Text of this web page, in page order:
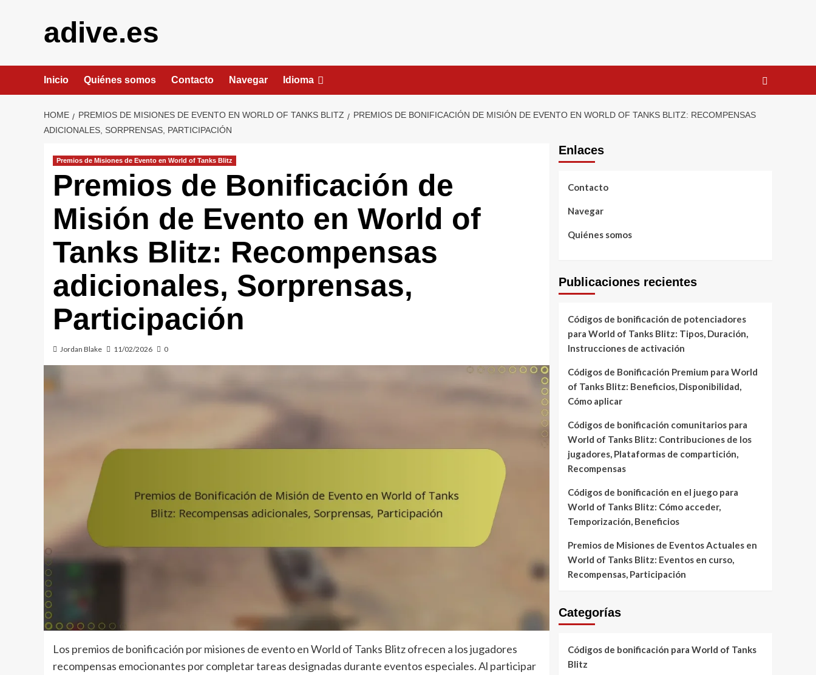
adive.es
Inicio Quiénes somos Contacto Navegar Idioma
HOME PREMIOS DE MISIONES DE EVENTO EN WORLD OF TANKS BLITZ
PREMIOS DE BONIFICACIÓN DE MISIÓN DE EVENTO EN WORLD OF TANKS BLITZ: RECOMPENSAS
ADICIONALES, SORPRENSAS, PARTICIPACIÓN
Premios de Misiones de Evento en World of Tanks Blitz
Premios de Bonificación de
Misión de Evento en World of
Tanks Blitz: Recompensas
adicionales, Sorprensas,
Participación
Jordan Blake 11/02/2026 0
Los premios de bonificación por misiones de evento en World of Tanks Blitz ofrecen a los jugadores
recompensas emocionantes por completar tareas designadas durante eventos especiales. Al participar
Enlaces
Contacto
Navegar
Quiénes somos
Publicaciones recientes
Códigos de bonificación de potenciadores
para World of Tanks Blitz: Tipos, Duración,
Instrucciones de activación
Códigos de Bonificación Premium para World
of Tanks Blitz: Beneficios, Disponibilidad,
Cómo aplicar
Códigos de bonificación comunitarios para
World of Tanks Blitz: Contribuciones de los
jugadores, Plataformas de compartición,
Recompensas
Códigos de bonificación en el juego para
World of Tanks Blitz: Cómo acceder,
Temporización, Beneficios
Premios de Misiones de Eventos Actuales en
World of Tanks Blitz: Eventos en curso,
Recompensas, Participación
Categorías
Códigos de bonificación para World of Tanks
Blitz